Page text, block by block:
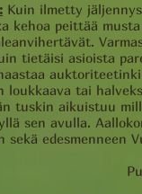
Kuin ilmetty
kehoa peittää
tietäisi asioista
loukkaava tai
tuskin aikuistuu
sen avulla.
sekä edesmenneen